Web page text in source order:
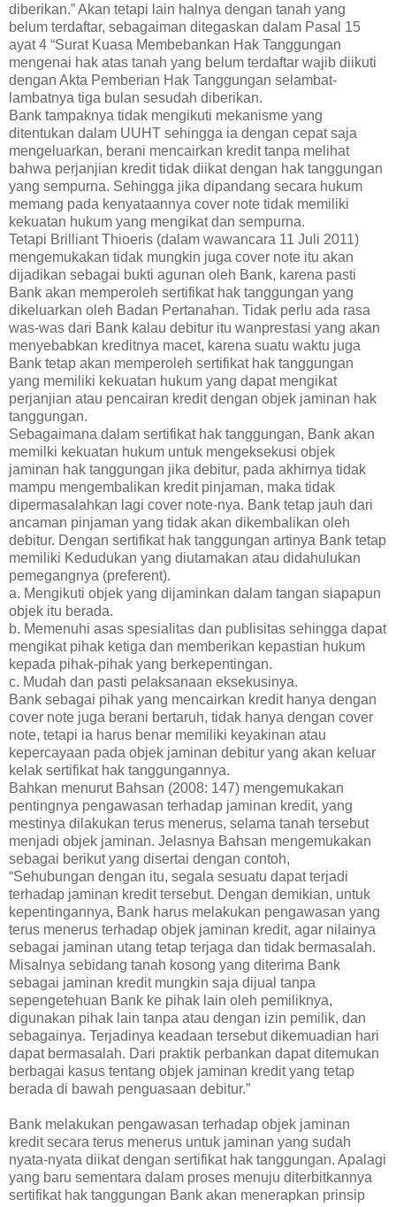
diberikan.” Akan tetapi lain halnya dengan tanah yang
belum terdaftar, sebagaiman ditegaskan dalam Pasal 15
ayat 4 “Surat Kuasa Membebankan Hak Tanggungan
mengenai hak atas tanah yang belum terdaftar wajib diikuti
dengan Akta Pemberian Hak Tanggungan selambat-
lambatnya tiga bulan sesudah diberikan.
Bank tampaknya tidak mengikuti mekanisme yang
ditentukan dalam UUHT sehingga ia dengan cepat saja
mengeluarkan, berani mencairkan kredit tanpa melihat
bahwa perjanjian kredit tidak diikat dengan hak tanggungan
yang sempurna. Sehingga jika dipandang secara hukum
memang pada kenyataannya cover note tidak memiliki
kekuatan hukum yang mengikat dan sempurna.
Tetapi Brilliant Thioeris (dalam wawancara 11 Juli 2011)
mengemukakan tidak mungkin juga cover note itu akan
dijadikan sebagai bukti agunan oleh Bank, karena pasti
Bank akan memperoleh sertifikat hak tanggungan yang
dikeluarkan oleh Badan Pertanahan. Tidak perlu ada rasa
was-was dari Bank kalau debitur itu wanprestasi yang akan
menyebabkan kreditnya macet, karena suatu waktu juga
Bank tetap akan memperoleh sertifikat hak tanggungan
yang memiliki kekuatan hukum yang dapat mengikat
perjanjian atau pencairan kredit dengan objek jaminan hak
tanggungan.
Sebagaimana dalam sertifikat hak tanggungan, Bank akan
memilki kekuatan hukum untuk mengeksekusi objek
jaminan hak tanggungan jika debitur, pada akhirnya tidak
mampu mengembalikan kredit pinjaman, maka tidak
dipermasalahkan lagi cover note-nya. Bank tetap jauh dari
ancaman pinjaman yang tidak akan dikembalikan oleh
debitur. Dengan sertifikat hak tanggungan artinya Bank tetap
memiliki Kedudukan yang diutamakan atau didahulukan
pemegangnya (preferent).
a. Mengikuti objek yang dijaminkan dalam tangan siapapun
objek itu berada.
b. Memenuhi asas spesialitas dan publisitas sehingga dapat
mengikat pihak ketiga dan memberikan kepastian hukum
kepada pihak-pihak yang berkepentingan.
c. Mudah dan pasti pelaksanaan eksekusinya.
Bank sebagai pihak yang mencairkan kredit hanya dengan
cover note juga berani bertaruh, tidak hanya dengan cover
note, tetapi ia harus benar memiliki keyakinan atau
kepercayaan pada objek jaminan debitur yang akan keluar
kelak sertifikat hak tanggungannya.
Bahkan menurut Bahsan (2008: 147) mengemukakan
pentingnya pengawasan terhadap jaminan kredit, yang
mestinya dilakukan terus menerus, selama tanah tersebut
menjadi objek jaminan. Jelasnya Bahsan mengemukakan
sebagai berikut yang disertai dengan contoh,
“Sehubungan dengan itu, segala sesuatu dapat terjadi
terhadap jaminan kredit tersebut. Dengan demikian, untuk
kepentingannya, Bank harus melakukan pengawasan yang
terus menerus terhadap objek jaminan kredit, agar nilainya
sebagai jaminan utang tetap terjaga dan tidak bermasalah.
Misalnya sebidang tanah kosong yang diterima Bank
sebagai jaminan kredit mungkin saja dijual tanpa
sepengetehuan Bank ke pihak lain oleh pemiliknya,
digunakan pihak lain tanpa atau dengan izin pemilik, dan
sebagainya. Terjadinya keadaan tersebut dikemuadian hari
dapat bermasalah. Dari praktik perbankan dapat ditemukan
berbagai kasus tentang objek jaminan kredit yang tetap
berada di bawah penguasaan debitur.”
Bank melakukan pengawasan terhadap objek jaminan
kredit secara terus menerus untuk jaminan yang sudah
nyata-nyata diikat dengan sertifikat hak tanggungan. Apalagi
yang baru sementara dalam proses menuju diterbitkannya
sertifikat hak tanggungan Bank akan menerapkan prinsip